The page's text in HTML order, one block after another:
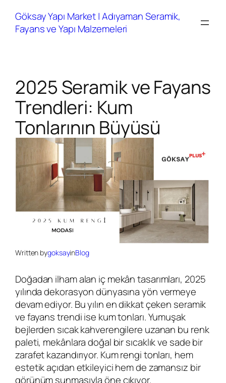
geçGöksay Yapı Market | Adıyaman Seramik,
Fayans ve Yapı Malzemeleri
2025 Seramik ve Fayans
Trendleri: Kum
Tonlarının Büyüsü
Written bygoksayinBlog
Doğadan ilham alan iç mekân tasarımları, 2025
yılında dekorasyon dünyasına yön vermeye
devam ediyor. Bu yılın en dikkat çeken seramik
ve fayans trendi ise kum tonları. Yumuşak
bejlerden sıcak kahverengilere uzanan bu renk
paleti, mekânlara doğal bir sıcaklık ve sade bir
zarafet kazandırıyor. Kum rengi tonları, hem
estetik açıdan etkileyici hem de zamansız bir
görünüm sunmasıyla öne çıkıyor.